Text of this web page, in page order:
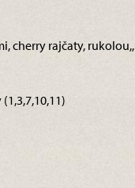
cherry rajčaty, rukolou,,